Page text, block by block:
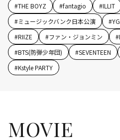
#THE BOYZ #fantagio #ILLIT
#ミュージックバンク日本公演 #
#RIIZE #ファン・ジョンミン #
#BTS(防弾少年団) #SEVENTEEN
#Kstyle PARTY
MOVIE